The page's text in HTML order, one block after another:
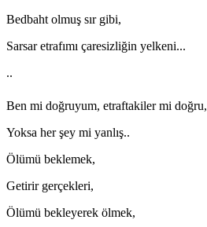
Bedbaht olmuş sır gibi,
Sarsar etrafımı çaresizliğin yelkeni...
..
Ben mi doğruyum, etraftakiler mi doğru,
Yoksa her şey mi yanlış..
Ölümü beklemek,
Getirir gerçekleri,
Ölümü bekleyerek ölmek,